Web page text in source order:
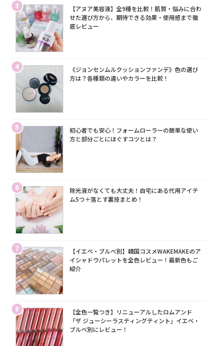
3
【アヌア美容液】全9種を比較！肌質・悩みに合わ
せた選び方から、期待できる効果・使用感まで徹
底レビュー
4
《ジョンセンムルクッションファンデ》色の選び
方は？各種類の違いやカラーを比較！
5
初心者でも安心！フォームローラーの簡単な使い
方と部分ごとにほぐすコツとは？
6
除光液がなくても大丈夫！自宅にある代用アイテ
ム5つ＋落とす裏技まとめ！
7
【イエベ・ブルベ別】韓国コスメWAKEMAKEのア
イシャドウパレットを全色レビュー！最新色もご
紹介
8
【全色一覧つき】リニューアルしたロムアンド
「ザ ジューシーラスティングティント」イエベ・
ブルベ別にレビュー！